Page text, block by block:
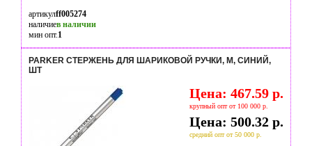
артикулff005274
наличиев наличии
мин опт.1
PARKER СТЕРЖЕНЬ ДЛЯ ШАРИКОВОЙ РУЧКИ, M, СИНИЙ,
ШТ
Цена: 467.59 р.
крупный опт от 100 000 р.
Цена: 500.32 р.
средний опт от 50 000 р.